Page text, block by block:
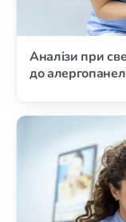
Аналізи при
до